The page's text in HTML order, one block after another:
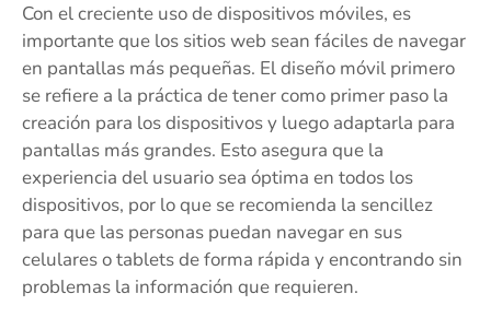
Con el creciente uso de dispositivos móviles, es
importante que los sitios web sean fáciles de navegar
en pantallas más pequeñas. El diseño móvil primero
se refiere a la práctica de tener como primer paso la
creación para los dispositivos y luego adaptarla para
pantallas más grandes. Esto asegura que la
experiencia del usuario sea óptima en todos los
dispositivos, por lo que se recomienda la sencillez
para que las personas puedan navegar en sus
celulares o tablets de forma rápida y encontrando sin
problemas la información que requieren.